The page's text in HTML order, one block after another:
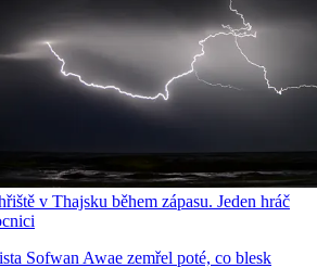
v Thajsku během zápasu. Jeden hráč
Sofwan Awae zemřel poté, co blesk